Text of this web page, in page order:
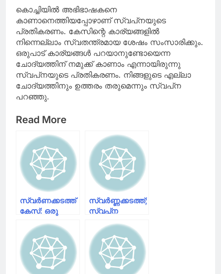
കൊച്ചിയിൽ അഭിഭാഷകനെ
കാണാനെത്തിയപ്പോഴാണ് സ്വപ്‌നയുടെ
പ്രതികരണം. കേസിന്റെ കാര്യങ്ങളിൽ
നിന്നെല്ലാം സ്വതന്ത്രമായ ശേഷം സംസാരിക്കും.
ഒരുപാട് കാര്യങ്ങൾ പറയാനുണ്ടോയെന്ന
ചോദ്യത്തിന് നമുക്ക് കാണാം എന്നായിരുന്നു
സ്വപ്‌നയുടെ പ്രതികരണം. നിങ്ങളുടെ എല്ലാ
ചോദ്യത്തിനും ഉത്തരം തരുമെന്നും സ്വപ്‌ന
പറഞ്ഞു.
Read More
സ്വർണക്കടത്ത്
കേസ്: ഒരു
വർഷത്തിന്
ശേഷം സ്വപ്‌ന
സുരേഷ് ജയിൽ
മോചിതയായി
സ്വർണ്ണക്കടത്ത്;
സ്വപ്‌ന
സുരേഷ്
മുൻകൂർ ജാമ്യം
തേടി
ഹൈക്കോടതിയിൽ